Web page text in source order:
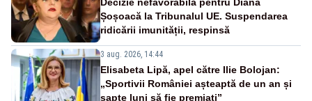
Șoșoacă la Tribunalul UE. Suspendarea
ridicării imunității, respinsă
3 aug. 2026, 14:44
Elisabeta Lipă, apel către Ilie Bolojan:
„Sportivii României așteaptă de un an și
șapte luni să fie premiați”